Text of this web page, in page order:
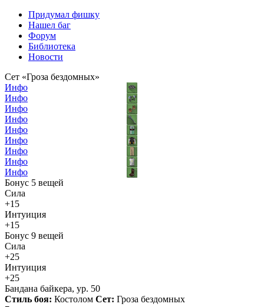
Придумал фишку
Нашел баг
Форум
Библиотека
Новости
Сет «Гроза бездомных»
Инфо
Инфо
Инфо
Инфо
Инфо
Инфо
Инфо
Инфо
Инфо
Бонус 5 вещей
Сила
+15
Интуиция
+15
Бонус 9 вещей
Сила
+25
Интуиция
+25
Бандана байкера, ур. 50
Стиль боя: Костолом Сет: Гроза бездомных